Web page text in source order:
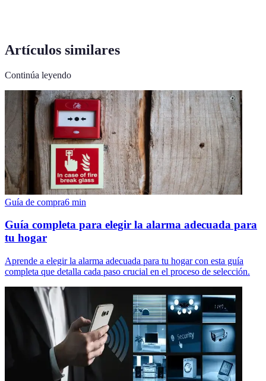
Artículos similares
Continúa leyendo
Guía de compra6 min
Guía completa para elegir la alarma adecuada para
tu hogar
Aprende a elegir la alarma adecuada para tu hogar con esta guía
completa que detalla cada paso crucial en el proceso de selección.